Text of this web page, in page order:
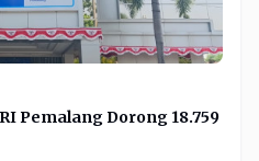
Pemalang Dorong 18.759